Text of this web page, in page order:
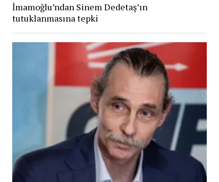
İmamoğlu’ndan Sinem Dedetaş’ın
tutuklanmasına tepki